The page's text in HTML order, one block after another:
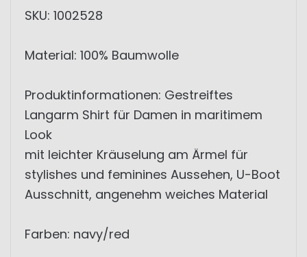
SKU: 1002528
Material: 100% Baumwolle
Produktinformationen: Gestreiftes
Langarm Shirt für Damen in maritimem
Look
mit leichter Kräuselung am Ärmel für
stylishes und feminines Aussehen, U-Boot
Ausschnitt, angenehm weiches Material
Farben: navy/red